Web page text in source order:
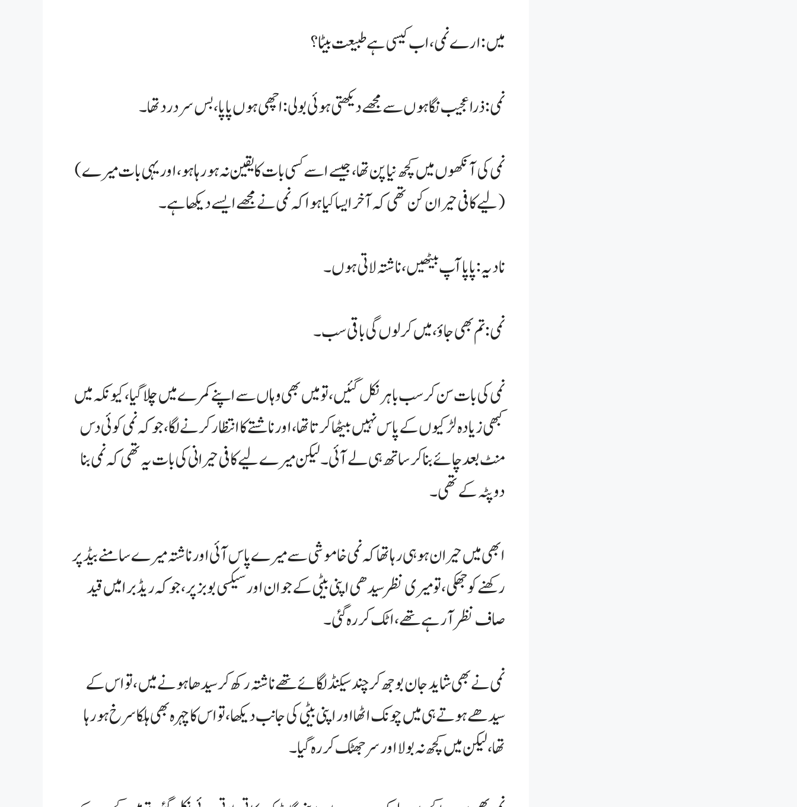
میں: ارے نمی، اب کیسی ہے طبیعت بیٹا؟
نمی: ذرا عجیب نگاہوں سے مجھے دیکھتی ہوئی بولی: اچھی ہوں پاپا، بس سر درد تھا۔
(نمی کی آنکھوں میں کچھ نیا پن تھا، جیسے اسے کسی بات کا یقین نہ ہو رہا ہو، اور یہی بات میرے
لیے کافی حیران کن تھی کہ آخر ایسا کیا ہوا کہ نمی نے مجھے ایسے دیکھا ہے۔)
نادیہ: پاپا آپ بیٹھیں، ناشتہ لاتی ہوں۔
نمی: تم بھی جاؤ، میں کر لوں گی باقی سب۔
نمی کی بات سن کر سب باہر نکل گئیں، تو میں بھی وہاں سے اپنے کمرے میں چلا گیا، کیونکہ میں
کبھی زیادہ لڑکیوں کے پاس نہیں بیٹھا کرتا تھا، اور ناشتے کا انتظار کرنے لگا، جو کہ نمی کوئی دس
منٹ بعد چائے بنا کر ساتھ ہی لے آئی۔ لیکن میرے لیے کافی حیرانی کی بات یہ تھی کہ نمی بنا
دوپٹہ کے تھی۔
ابھی میں حیران ہو ہی رہا تھا کہ نمی خاموشی سے میرے پاس آئی اور ناشتہ میرے سامنے بیڈ پر
رکھنے کو جھکی، تو میری نظر سیدھی اپنی بیٹی کے جوان اور سیکسی بوبز پر، جو کہ ریڈ برا میں قید
صاف نظر آ رہے تھے، اٹک کر رہ گئی۔
نمی نے بھی شاید جان بوجھ کر چند سیکنڈ لگائے تھے ناشتہ رکھ کر سیدھا ہونے میں، تو اس کے
سیدھے ہوتے ہی میں چونک اٹھا اور اپنی بیٹی کی جانب دیکھا، تو اس کا چہرہ بھی ہلکا سرخ ہو رہا
تھا، لیکن میں کچھ نہ بولا اور سر جھٹک کر رہ گیا۔